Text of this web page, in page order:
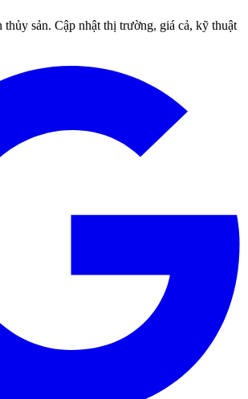
sản. Cập nhật thị trường, giá cả, kỹ thuật